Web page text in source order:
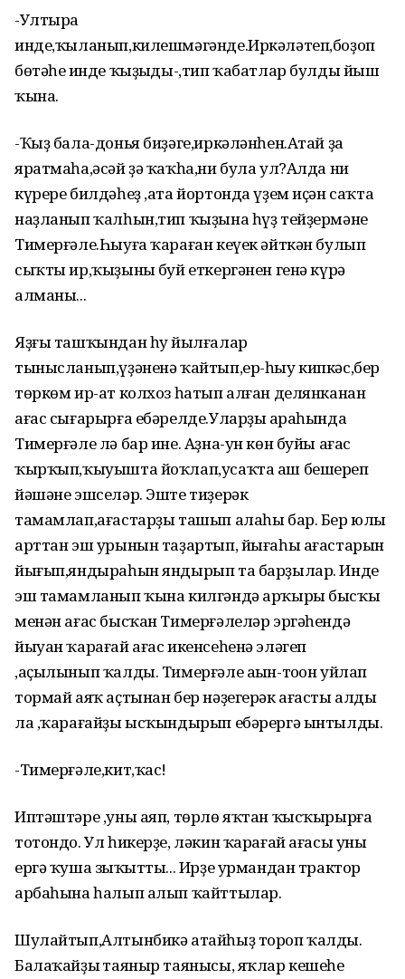
-Ултыра
инде,ҡыланып,килешмәгәнде.Иркәләтеп,боҙоп
бөтәһең инде ҡыҙыңды-,тип ҡабатлар булды йыш
ҡына.
-Ҡыҙ бала-донья биҙәге,иркәләнһен.Атай ҙа
яратмаһа,әсәй ҙә ҡаҡһа,ни була ул?Алда ни
күрере билдәһеҙ ,ата йортонда үҙем иҫән саҡта
наҙланып ҡалһын,тип ҡыҙына һүҙ тейҙермәне
Тимерғәле.Һыуға ҡараған кеүек әйткән булып
сыҡты ир,ҡыҙының буй еткергәнен генә күрә
алманы...
Яҙғы ташҡындан һуң йылғалар
тынысланып,үҙәненә ҡайтып,ер-һыу кипкәс,бер
төркөм ир-ат колхоз һатып алған делянканан
ағас сығарырға ебәрелде.Уларҙың араһында
Тимерғәле лә бар ине. Аҙна-ун көн буйы ағас
ҡырҡып,ҡыуышта йоҡлап,усаҡта аш бешереп
йәшәне эшселәр. Эште тиҙерәк
тамамлап,ағастарҙы ташып алаһы бар. Бер юлы
арттан эш урынын таҙартып, йығаһы ағастарын
йығып,яндыраһын яндырып та барҙылар. Инде
эш тамамланып ҡына килгәндә арҡыры бысҡы
менән ағас бысҡан Тимерғәлеләр эргәһендә
йыуан ҡарағай ағас икенсеһенә эләгеп
,аҫылынып ҡалды. Тимерғәле аңын-тоңон уйлап
тормай аяҡ аҫтынан бер нәҙегерәк ағасты алды
ла ,ҡарағайҙы ысҡындырып ебәрергә ынтылды.
-Тимерғәле,кит,ҡас!
Иптәштәре ,уны аяп, төрлө яҡтан ҡысҡырырға
тотондо. Ул һикерҙе, ләкин ҡарағай ағасы уны
ергә ҡуша зыңҡытты... Ирҙе урмандан трактор
арбаһына һалып алып ҡайттылар.
Шулайтып,Алтынбикә атайһыҙ тороп ҡалды.
Балаҡайҙың таяныр таянысы, яҡлар кешеһе